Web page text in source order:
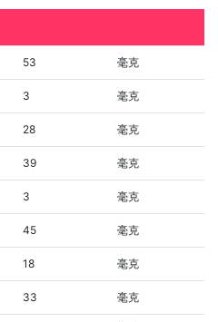
53 毫克
3 毫克
28 毫克
39 毫克
3 毫克
45 毫克
18 毫克
33 毫克